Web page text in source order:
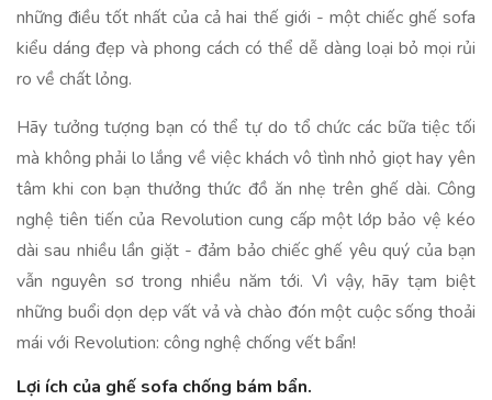
những điều tốt nhất của cả hai thế giới - một chiếc ghế sofa
kiểu dáng đẹp và phong cách có thể dễ dàng loại bỏ mọi rủi
ro về chất lỏng.
Hãy tưởng tượng bạn có thể tự do tổ chức các bữa tiệc tối
mà không phải lo lắng về việc khách vô tình nhỏ giọt hay yên
tâm khi con bạn thưởng thức đồ ăn nhẹ trên ghế dài. Công
nghệ tiên tiến của Revolution cung cấp một lớp bảo vệ kéo
dài sau nhiều lần giặt - đảm bảo chiếc ghế yêu quý của bạn
vẫn nguyên sơ trong nhiều năm tới. Vì vậy, hãy tạm biệt
những buổi dọn dẹp vất vả và chào đón một cuộc sống thoải
mái với Revolution: công nghệ chống vết bẩn!
Lợi ích của ghế sofa chống bám bẩn.